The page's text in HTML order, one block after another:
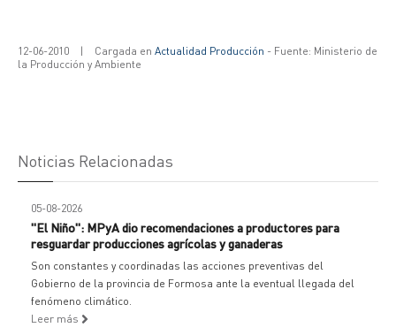
12-06-2010 | Cargada en Actualidad Producción - Fuente: Ministerio de
la Producción y Ambiente
Noticias Relacionadas
05-08-2026
"El Niño": MPyA dio recomendaciones a productores para
resguardar producciones agrícolas y ganaderas
Son constantes y coordinadas las acciones preventivas del
Gobierno de la provincia de Formosa ante la eventual llegada del
fenómeno climático.
Leer más